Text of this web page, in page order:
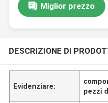
Miglior prezzo
DESCRIZIONE DI
Evidenziare:
pezzi